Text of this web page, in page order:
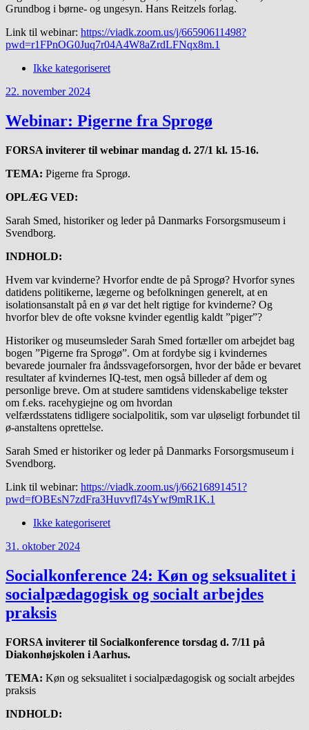
Grundbog i børne- og ungesyn. Hans Reitzels forlag.
Link til webinar: https://viadk.zoom.us/j/66590611498?
pwd=r1FPnOG0Juq7r04A4W8aZrdLFNqx8m.1
Ikke kategoriseret
22. november 2024
Webinar: Pigerne fra Sprogø
FORSA inviterer til webinar mandag d. 27/1 kl. 15-16.
TEMA: Pigerne fra Sprogø.
OPLÆG VED:
Sarah Smed, historiker og leder på Danmarks Forsorgsmuseum i
Svendborg.
INDHOLD:
Hvem var kvinderne? Hvorfor endte de på Sprogø? Hvorfor synes
datidens politikerne, lægerne og befolkningen generelt, at en
isolationsanstalt på en ø var det helt rigtige for kvinderne? Og
hvorfor blev de ofte voksne kvinder egentlig kaldt ”piger”?
Historiker og museumsleder Sarah Smed fortæller om arbejdet bag
bogen ”Pigerne fra Sprogø”. Om at fordybe sig i kvindernes
bevarede journaler fra åndssvageforsorgen, hvor der både er bevaret
resultater af kvindernes IQ-test, men også billeder af dem og
personlige breve. Om at studere samtidens videnskabelige tekster
om f.eks. racehygiejne og om hvordan
velfærdsstatens tidligere socialpolitik, som var uløseligt forbundet til
ø-anstaltens oprettelse.
Sarah Smed er historiker og leder på Danmarks Forsorgsmuseum i
Svendborg.
Link til webinar: https://viadk.zoom.us/j/66216891451?
pwd=fOBEsN7zdFra3Huvvfl74sYwf9mR1K.1
Ikke kategoriseret
31. oktober 2024
Socialkonference 24: Køn og seksualitet i
socialpædagogisk og socialt arbejdes
praksis
FORSA inviterer til Socialkonference torsdag d. 7/11 på
Diakonhøjskolen i Aarhus.
TEMA: Køn og seksualitet i socialpædagogisk og socialt arbejdes
praksis
INDHOLD: